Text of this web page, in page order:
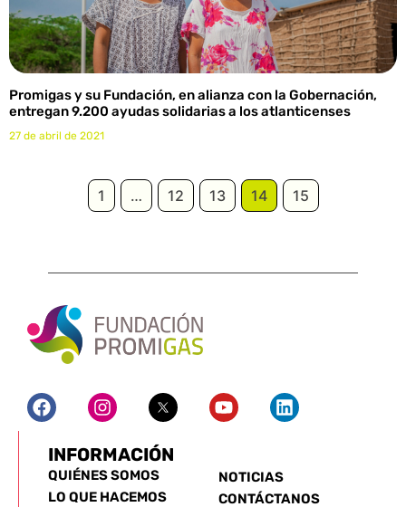
Promigas y su Fundación, en alianza con la Gobernación,
entregan 9.200 ayudas solidarias a los atlanticenses
27 de abril de 2021
1 … 12 13 14 15
INFORMACIÓN
QUIÉNES SOMOS
LO QUE HACEMOS
NOTICIAS
CONTÁCTANOS